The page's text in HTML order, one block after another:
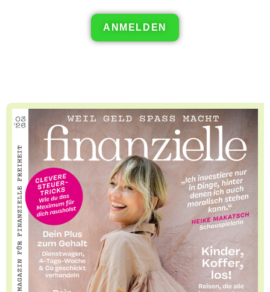
ANMELDEN